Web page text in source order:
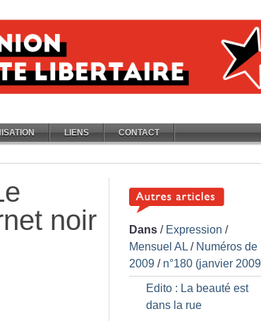
LIENS CONTACT
noir
Dans / Expression /
Mensuel AL / Numéros de
2009 / n°180 (janvier
Edito : La beauté est
dans la rue